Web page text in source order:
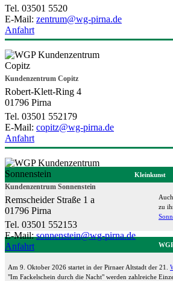
Tel. 03501 5520
E-Mail: zentrum@wg-pirna.de
Anfahrt
Kundenzentrum Copitz
Robert-Klett-Ring 4
01796 Pirna
Tel. 03501 552179
E-Mail: copitz@wg-pirna.de
Anfahrt
Kundenzentrum Sonnenstein
Remscheider Straße 1 a
01796 Pirna
Tel. 03501 552153
E-Mail:sonnenstein@wg-pirna.de
Anfahrt
Kleinkunst
zu
Am 9. Oktober 2026 startet in der Pirnaer Altstadt der 21.
"Im Fackelschein durch die Nacht" werden zahlreiche